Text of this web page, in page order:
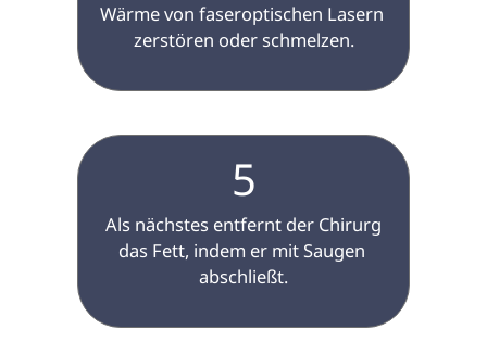
Wärme von faseroptischen Lasern
zerstören oder schmelzen.
5
das Fett, indem er mit Saugen
abschließt.